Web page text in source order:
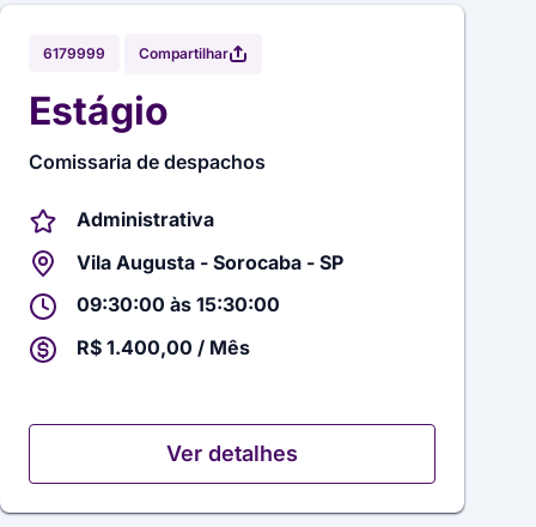
6179999 Compartilhar
Estágio
Comissaria de despachos
Administrativa
Vila Augusta - Sorocaba - SP
09:30:00 às 15:30:00
R$ 1.400,00 / Mês
Ver detalhes